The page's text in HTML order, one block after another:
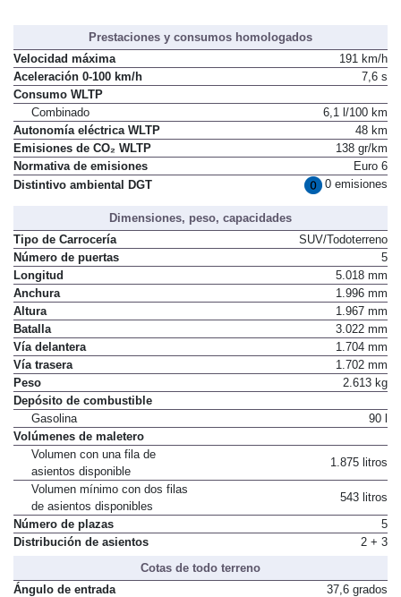
Prestaciones y consumos homologados
Velocidad máxima
191 km/h
Aceleración 0-100 km/h
7,6 s
Consumo WLTP
Combinado
6,1 l/100 km
Autonomía eléctrica WLTP
48 km
Emisiones de CO₂ WLTP
138 gr/km
Normativa de emisiones
Euro 6
Distintivo ambiental DGT
0 emisiones
Dimensiones, peso, capacidades
Tipo de Carrocería
SUV/Todoterreno
Número de puertas
5
Longitud
5.018 mm
Anchura
1.996 mm
Altura
1.967 mm
Batalla
3.022 mm
Vía delantera
1.704 mm
Vía trasera
1.702 mm
Peso
2.613 kg
Depósito de combustible
Gasolina
90 l
Volúmenes de maletero
Volumen con una fila de
asientos disponible
1.875 litros
Volumen mínimo con dos filas
de asientos disponibles
543 litros
Número de plazas
5
Distribución de asientos
2 + 3
Cotas de todo terreno
Ángulo de entrada
37,6 grados